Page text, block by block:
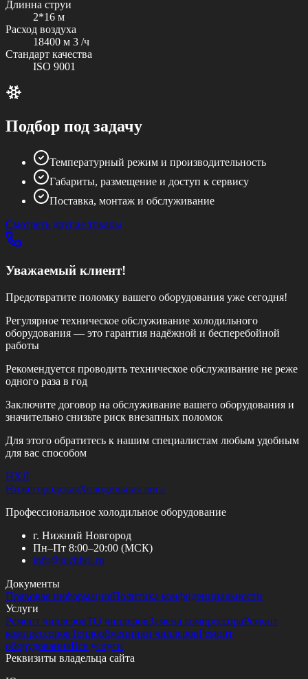
Длинна струи
2*16 м
Расход воздуха
18400 м 3 /ч
Стандарт качества
ISO 9001
Подбор под задачу
Температурный режим и производительность
Габариты, размещение и доступ к сервису
Поставка, монтаж и обслуживание
Смотреть другие товары
Уважаемый клиент!
Предотвратите поломку вашего оборудования уже сегодня!
Регулярное техническое обслуживание холодильного
оборудования — это гарантия надёжной и бесперебойной
работы
Рекомендуется проводить техническое обслуживание не реже
одного раза в год
Заключите договор на обслуживание вашего оборудования и
значительно снизьте риск внезапных поломок
Для этого обратитесь к нашим специалистам любым удобным
для вас способом
НХЛ
НижегородскаяХолодильная лига
Профессиональное холодильное оборудование
г. Нижний Новгород
Пн–Пт 8:00–20:00 (МСК)
info@nizhhol.ru
Документы
Правовая информацияПолитика конфиденциальности
Услуги
Ремонт чиллеровТО чиллеровЗамена компрессораРемонт
компрессоровТеплообменники чиллеровРемонт
оборудованияВсе услуги
Реквизиты владельца сайта